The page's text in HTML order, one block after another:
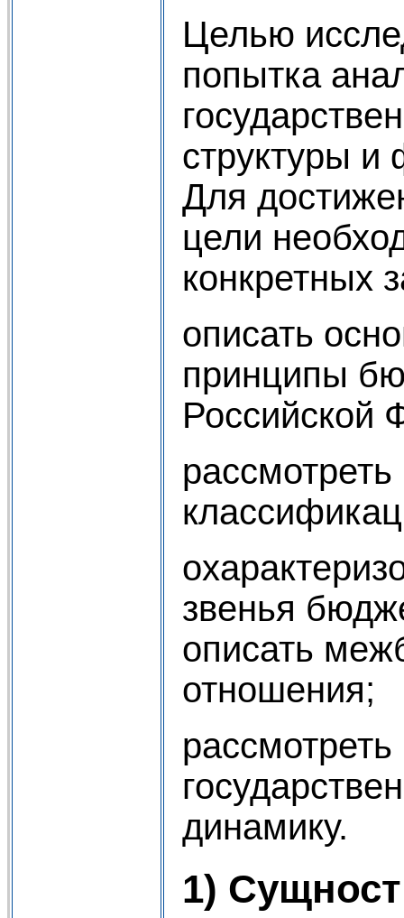
Целью
попытка
структуры и
Для
цели
конкретных
описать
принципы
Российской
звенья
описать
отношения;
динамику.
1)